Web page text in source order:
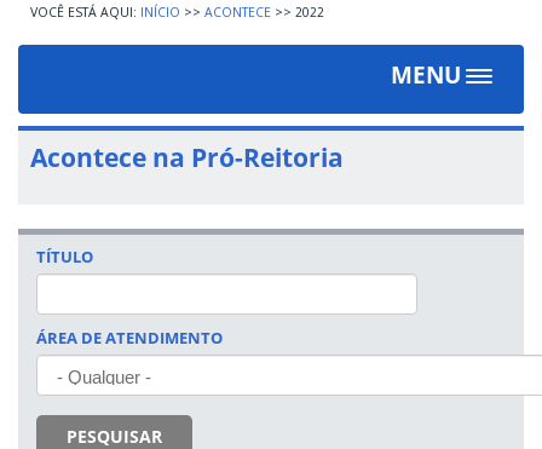
INÍCIO >> ACONTECE >> 2022
MENU
Toggle
Acontece na Pró-Reitoria
TÍTULO
ÁREA DE ATENDIMENTO
PESQUISAR